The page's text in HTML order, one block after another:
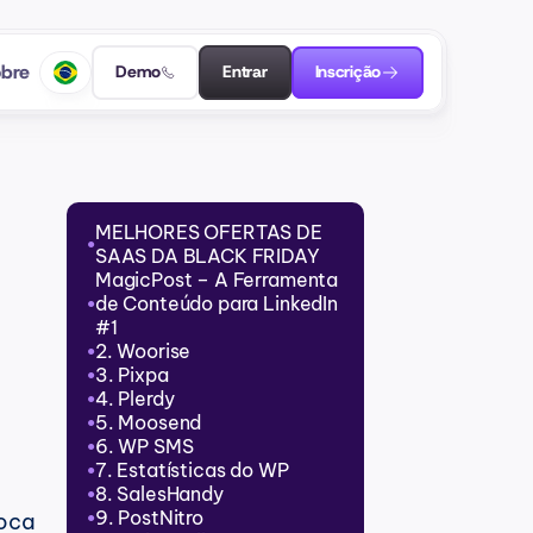
Demo Entrar Inscrição
●MELHORES OFERTAS DE
SAAS DA BLACK FRIDAY
●
MagicPost – A Ferramenta
de Conteúdo para LinkedIn
#1
●2. Woorise
●3. Pixpa
●4. Plerdy
●5. Moosend
●6. WP SMS
●7. Estatísticas do WP
●8. SalesHandy
●9. PostNitro